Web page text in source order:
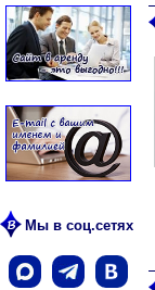
Мы в соц.сетях